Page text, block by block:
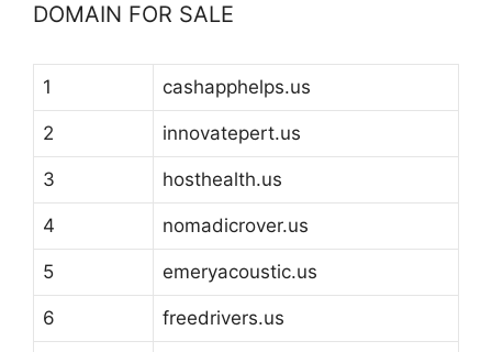
DOMAIN FOR SALE
1 cashapphelps.us
2 innovatepert.us
3 hosthealth.us
4 nomadicrover.us
5 emeryacoustic.us
6 freedrivers.us